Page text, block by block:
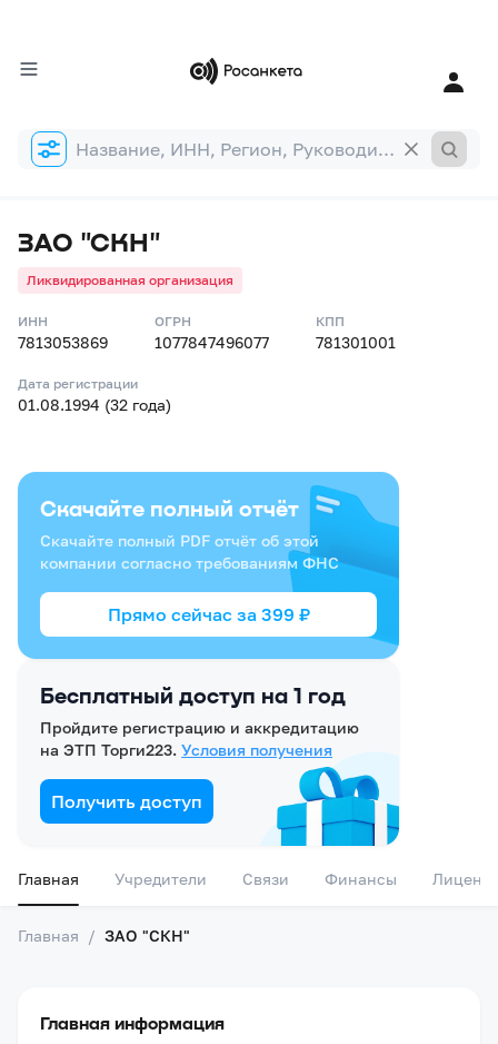
Форма
поиска
ЗАО "СКН"
Ликвидированная организация
ИНН
7813053869
ОГРН
1077847496077
КПП
781301001
Дата регистрации
01.08.1994 (32 года)
Бесплатный доступ на 1 год
Пройдите регистрацию и аккредитацию
на ЭТП Торги223. Условия получения
Получить доступ
Скачайте полный отчёт
Скачайте полный PDF отчёт об этой
компании согласно требованиям ФНС
Прямо сейчас за 399 ₽
Главная Учредители Связи Финансы
Главная / ЗАО "СКН"
Главная информация